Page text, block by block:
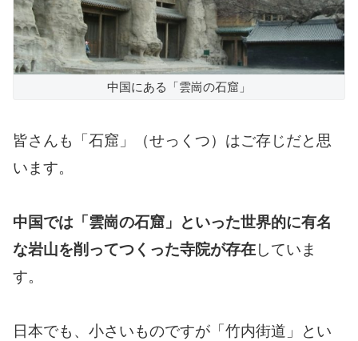
中国にある「雲崗の石窟」
皆さんも「石窟」（せっくつ）はご存じだと思
います。
中国では「雲崗の石窟」といった世界的に有名
な岩山を削ってつくった寺院が存在していま
す。
日本でも、小さいものですが「竹内街道」とい